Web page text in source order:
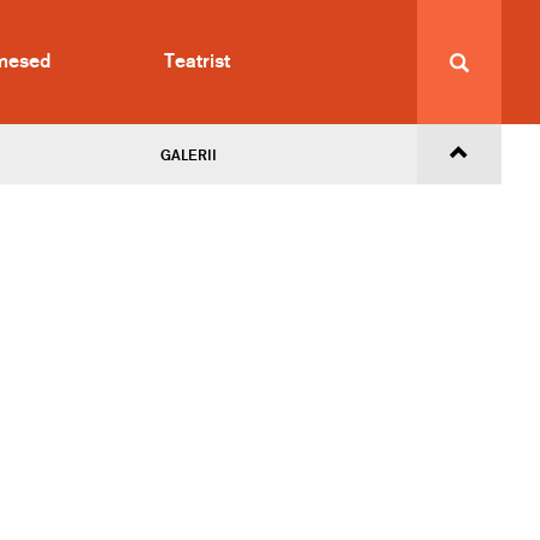
Teatrist
GALERII